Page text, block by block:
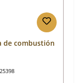
de combustión